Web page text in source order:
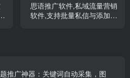
思语推广软件,私域流量营销
软件,支持批量私信与添加好
推广神器：关键词自动采集，图